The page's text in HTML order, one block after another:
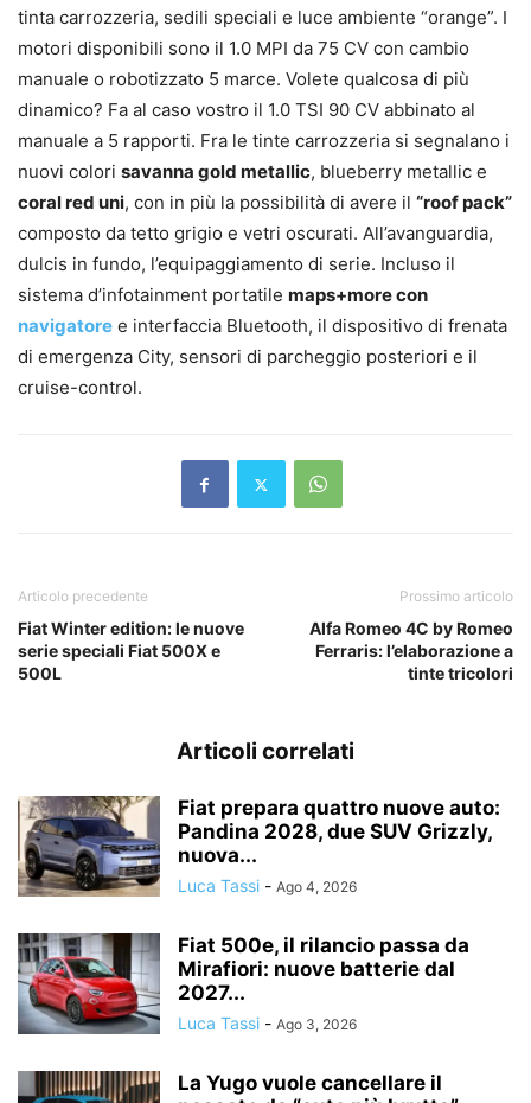
tinta carrozzeria, sedili speciali e luce ambiente “orange”. I
motori disponibili sono il 1.0 MPI da 75 CV con cambio
manuale o robotizzato 5 marce. Volete qualcosa di più
dinamico? Fa al caso vostro il 1.0 TSI 90 CV abbinato al
manuale a 5 rapporti. Fra le tinte carrozzeria si segnalano i
nuovi colori savanna gold metallic, blueberry metallic e
coral red uni, con in più la possibilità di avere il “roof pack”
composto da tetto grigio e vetri oscurati. All’avanguardia,
dulcis in fundo, l’equipaggiamento di serie. Incluso il
sistema d’infotainment portatile maps+more con
navigatore e interfaccia Bluetooth, il dispositivo di frenata
di emergenza City, sensori di parcheggio posteriori e il
cruise-control.
Articolo precedente
Fiat Winter edition: le nuove
serie speciali Fiat 500X e
500L
Prossimo articolo
Alfa Romeo 4C by Romeo
Ferraris: l’elaborazione a
tinte tricolori
Articoli correlati
Fiat prepara quattro nuove auto:
Pandina 2028, due SUV Grizzly,
nuova...
Luca Tassi - Ago 4, 2026
Fiat 500e, il rilancio passa da
Mirafiori: nuove batterie dal
2027...
Luca Tassi - Ago 3, 2026
La Yugo vuole cancellare il